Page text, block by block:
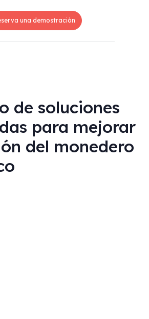
una demostración
de soluciones
para mejorar
del monedero